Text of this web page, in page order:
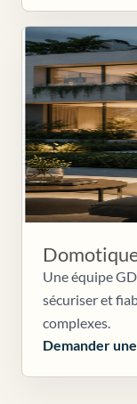
Une équipe
sécuriser et
complexes.
Demander